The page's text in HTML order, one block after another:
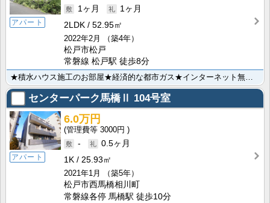
アパート
1ヶ月
1ヶ月
2LDK
52.95㎡
2022年2月
（築4年）
松戸市松戸
常磐線 松戸駅 徒歩8分
センターパーク馬橋Ⅱ 104号室
アパート
6.0万円
3000円
-
0.5ヶ月
1K
25.93㎡
2021年1月
（築5年）
松戸市西馬橋相川町
常磐線各停 馬橋駅 徒歩10分